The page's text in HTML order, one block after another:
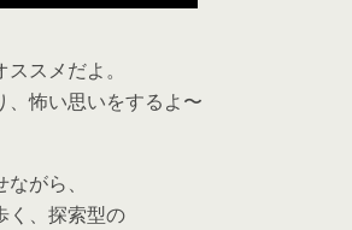
スメだよ。
、怖い思いをするよ〜
がら、
く、探索型の